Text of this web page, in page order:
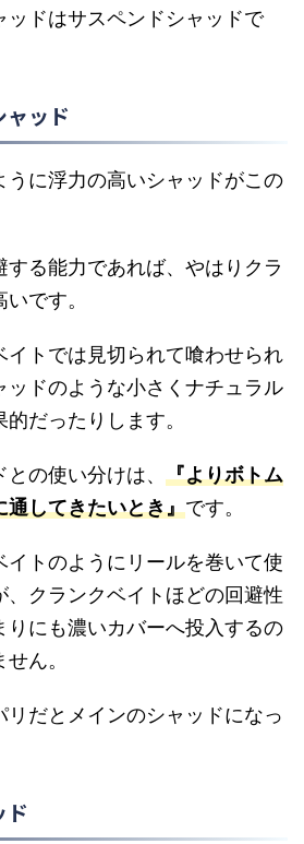
ッドはサスペンドシャッドで
ャッド
うに浮力の高いシャッドがこの
る能力であれば、やはりクラ
です。
イトでは見切られて喰わせられ
ッドのような小さくナチュラル
だったりします。
の使い分けは、 『よりボトム
通してきたいとき』です。
イトのようにリールを巻いて使
、クランクベイトほどの回避性
りにも濃いカバーへ投入するの
ん。
リだとメインのシャッドになっ
ド